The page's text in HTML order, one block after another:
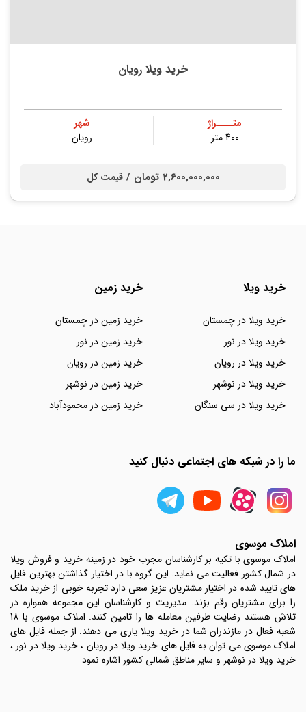
خرید ویلا رویان
متــــراژ
400 متر
شهر
رویان
2,600,000,000 تومان / قیمت کل
خرید ویلا
خرید ویلا در چمستان
خرید ویلا در نور
خرید ویلا در رویان
خرید ویلا در نوشهر
خرید ویلا در سی سنگان
خرید زمین
خرید زمین در چمستان
خرید زمین در نور
خرید زمین در رویان
خرید زمین در نوشهر
خرید زمین در محمودآباد
ما را در شبکه های اجتماعی دنبال کنید
املاک موسوی
املاک موسوی با تکیه بر کارشناسان مجرب خود در زمینه خرید و فروش ویلا
در شمال کشور فعالیت می نماید. این گروه با در اختیار گذاشتن بهترین فایل
های تایید شده در اختیار مشتریان عزیز سعی دارد تجربه خوبی از خرید ملک
را برای مشتریان رقم بزند. مدیریت و کارشناسان این مجموعه همواره در
تلاش هستند رضایت طرفین معامله ها را تامین کنند. املاک موسوی با 18
شعبه فعال در مازندران شما در خرید ویلا یاری می دهند. از جمله فایل های
املاک موسوی می توان به فایل های خرید ویلا در رویان ، خرید ویلا در نور ،
خرید ویلا در نوشهر و سایر مناطق شمالی کشور اشاره نمود